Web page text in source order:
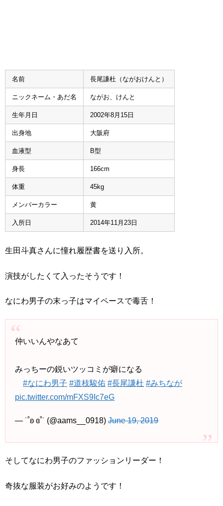
名前 長尾謙杜（ながおけんと）
ニックネーム・あだ名 ながお、けんと
生年月日 2002年8月15日
出身地 大阪府
血液型 B型
身長 166cm
体重 45kg
メンバーカラー 黄
入所日 2014年11月23日
生田斗真さんに憧れ履歴書を送り入所。
演技がしたくて入ったそうです！
なにわ男子の末っ子はマイペースで毒舌！
仲いいんやなあて
みっちーの鋭いツッコミが癖になる
#なにわ男子 #道枝駿佑 #長尾謙杜 #みちなが
pic.twitter.com/mFXS9Ic7eG
— ˙˚ʚ ɞ˚˙ (@aams__0918)June 19, 2019
そしてなにわ男子のファッションリーダー！
奇抜な服装がお好みのようです！